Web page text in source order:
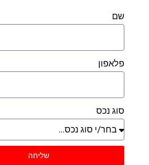
שם
פלאפון
סוג נכס
שליחה